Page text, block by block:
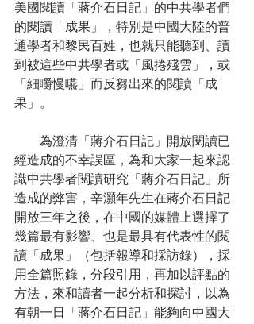
美國閱讀「蔣介石日記」的中共學者們
的閱讀「成果」，特別是中國大陸的普
通學者和黎民百姓，也就只能聽到、讀
到被這些中共學者或「風捲殘雲」，或
「細嚼慢嚥」而反芻出來的閱讀「成
果」。
為澄清「蔣介石日記」開放閱讀已
經造成的不幸誤區，為和大家一起來認
識中共學者閱讀研究「蔣介石日記」所
造成的弊害，辛灝年先生在蔣介石日記
開放三年之後，在中國的媒體上選擇了
幾篇最有影響、也是最具有代表性的閱
讀「成果」（包括報導和採訪錄），採
用全篇照錄，分段引用，再加以評點的
方法，來和讀者一起分析和探討，以為
有朝一日「蔣介石日記」能夠向中國大